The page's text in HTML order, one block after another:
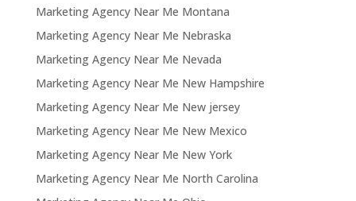
Marketing Agency Near Me Montana
Marketing Agency Near Me Nebraska
Marketing Agency Near Me Nevada
Marketing Agency Near Me New Hampshire
Marketing Agency Near Me New jersey
Marketing Agency Near Me New Mexico
Marketing Agency Near Me New York
Marketing Agency Near Me North Carolina